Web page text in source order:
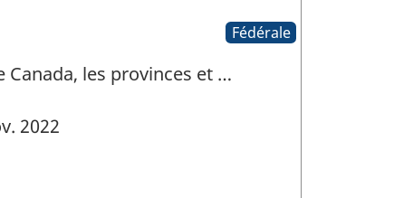
Fédérale
les provinces et …
2022